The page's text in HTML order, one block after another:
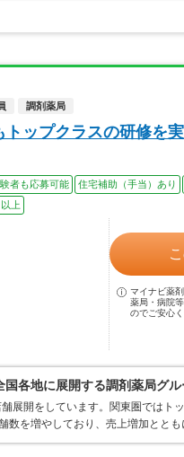
調剤薬局
トップクラスの研修を
者も応募可能 住宅補助（手当）あり
上
マイナビ薬
薬局・病院
のでご安心く
各地に展開する調剤薬局グル
展開をしています。関東圏ではト
数を増やしており、売上増加とと